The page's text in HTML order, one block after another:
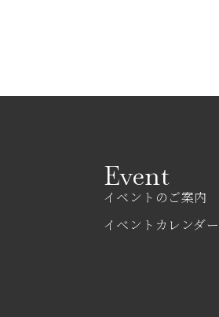
Event
イベントのご案内
イベントカレンダー